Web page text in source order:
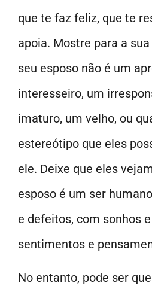
que te faz feliz, que te
apoia. Mostre para a
seu esposo não é um
interesseiro, um
imaturo, um velho, ou
estereótipo que eles
ele. Deixe que eles
esposo é um ser
e defeitos, com sonhos
sentimentos e
No entanto, pode ser